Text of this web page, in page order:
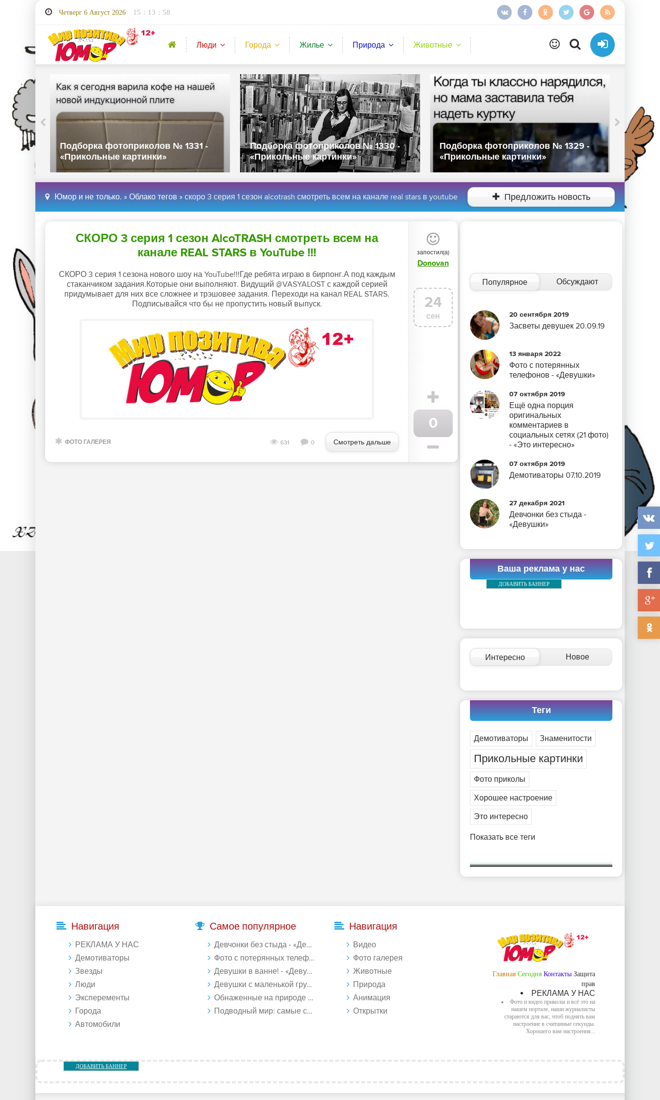
Четверг 6 Август 2026 15 : 13 : 58
Люди Города Жилье Природа Животные
Подборка фотоприколов № 1331 -
«Прикольные картинки»
Подборка фотоприколов № 1330 -
«Прикольные картинки»
Подборка фотоприколов № 1329 -
«Прикольные картинки»
Юмор и не только. » Облако тегов » скоро 3 серия 1 сезон alcotrash смотреть всем на канале real stars в youtube Предложить новость
СКОРО 3 серия 1 сезон AlcoTRASH смотреть всем на
канале REAL STARS в YouTube !!!
СКОРО 3 серия 1 сезона нового шоу на YouTube!!!Где ребята играю в бирпонг.А под каждым
стаканчиком задания.Которые они выполняют. Видущий @VASYALOST с каждой серией
придумывает для них все сложнее и трэшовее задания. Переходи на канал REAL STARS.
Подписывайся что бы не пропустить новый выпуск.
ФОТО ГАЛЕРЕЯ 631 0 Смотреть дальше
запостил(а)
Donovan
24
сен
0
Популярное Обсуждают
20 сентября 2019
Засветы девушек 20.09.19
13 января 2022
Фото с потерянных
телефонов - «Девушки»
07 октября 2019
Ещё одна порция
оригинальных
комментариев в
социальных сетях (21 фото)
- «Это интересно»
07 октября 2019
Демотиваторы 07.10.2019
27 декабря 2021
Девчонки без стыда -
«Девушки»
Ваша реклама у нас
ДОБАВИТЬ БАННЕР
Интересно Новое
Теги
Демотиваторы Знаменитости
Прикольные картинки
Фото приколы
Хорошее настроение
Это интересно
Показать все теги
Навигация
РЕКЛАМА У НАС
Демотиваторы
Звезды
Люди
Эксперементы
Города
Автомобили
Самое популярное
Девчонки без стыда - «Девушки»
Фото с потерянных телефонов - «Девушки»
Девушки в ванне! - «Девушки»
Девушки с маленькой грудью - «Девушки»
Обнаженные на природе - «Девушки»
Подводный мир: самые странные обитатели океана (18 фото)
Навигация
Видео
Фото галерея
Животные
Природа
Анимация
Открытки
Главная Сегодня Контакты Защита
прав
РЕКЛАМА У НАС
Фото и видео приколы и всё это на
нашем портале, наши журналисты
стараются для вас, чтоб поднять вам
настроение в считанные секунды.
Хорошего вам настроения...
ДОБАВИТЬ БАННЕР